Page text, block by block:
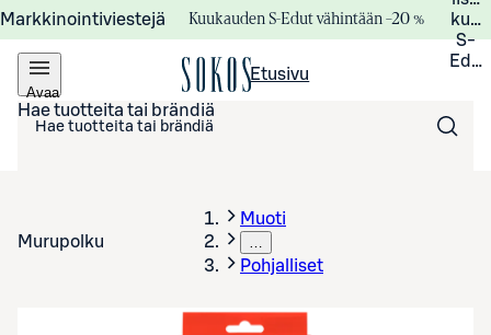
Markkinointiviestejä Kuukauden S-Edut vähintään –20 %
S-
Avaa
valikko
Etusivu
Hae tuotteita tai brändiä
Murupolku
Muoti
…
Pohjalliset